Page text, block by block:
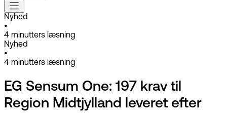
Nyhed
•
4 minutters læsning
Nyhed
•
4 minutters læsning
EG Sensum One: 197 krav til
Region Midtjylland leveret efter